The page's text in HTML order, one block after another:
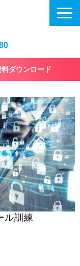
料ダウンロード
ル訓練